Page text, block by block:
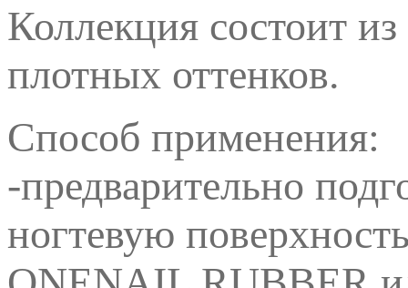
Коллекция состоит
плотных оттенков.
Способ применения:
-предварительно
ногтевую